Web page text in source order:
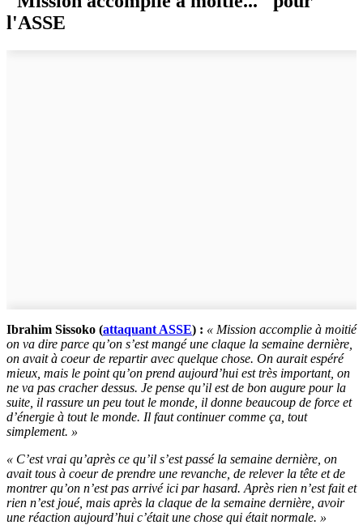
l'ASSE
Ibrahim Sissoko (attaquant ASSE) : « Mission accomplie à moitié
on va dire parce qu’on s’est mangé une claque la semaine dernière,
on avait à coeur de repartir avec quelque chose. On aurait espéré
mieux, mais le point qu’on prend aujourd’hui est très important, on
ne va pas cracher dessus. Je pense qu’il est de bon augure pour la
suite, il rassure un peu tout le monde, il donne beaucoup de force et
d’énergie à tout le monde. Il faut continuer comme ça, tout
simplement. »
« C’est vrai qu’après ce qu’il s’est passé la semaine dernière, on
avait tous à coeur de prendre une revanche, de relever la tête et de
montrer qu’on n’est pas arrivé ici par hasard. Après rien n’est fait et
rien n’est joué, mais après la claque de la semaine dernière, avoir
une réaction aujourd’hui c’était une chose qui était normale. »